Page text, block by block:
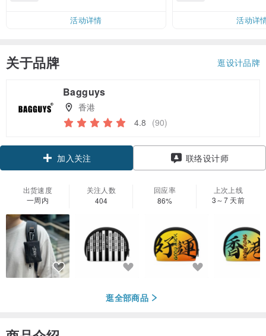
活动详情
活动详
关于品牌 逛设计品牌
Bagguys
香港
4.8 (90)
加入关注 联络设计师
出货速度
一周内
关注人数
404
回应率
86%
上次上线
3～7 天前
逛全部商品